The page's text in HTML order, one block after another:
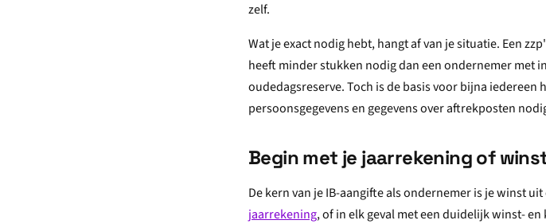
zelf.
Wat je exact nodig hebt, hangt af van je situatie. Een
heeft minder stukken nodig dan een ondernemer met
oudedagsreserve. Toch is de basis voor bijna
persoonsgegevens en gegevens over aftrekposten
Begin met je jaarrekening of
De kern van je IB-aangifte als ondernemer is je winst
jaarrekening, of in elk geval met een duidelijk winst-